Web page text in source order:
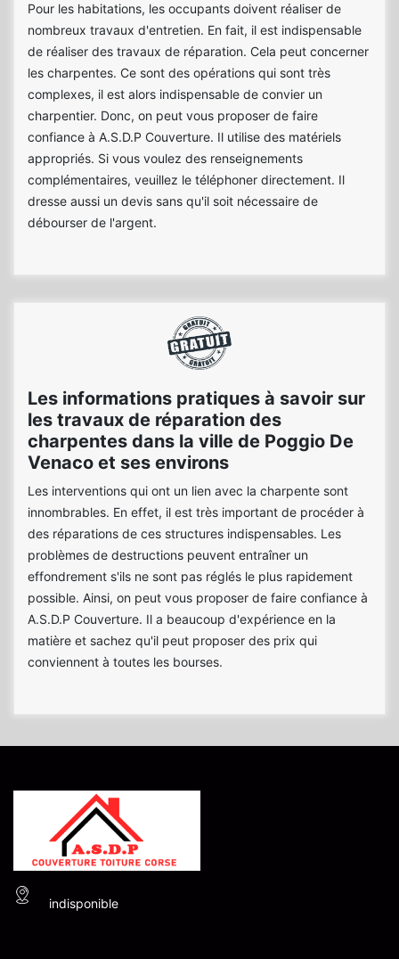
Pour les habitations, les occupants doivent réaliser de
nombreux travaux d'entretien. En fait, il est indispensable
de réaliser des travaux de réparation. Cela peut concerner
les charpentes. Ce sont des opérations qui sont très
complexes, il est alors indispensable de convier un
charpentier. Donc, on peut vous proposer de faire
confiance à A.S.D.P Couverture. Il utilise des matériels
appropriés. Si vous voulez des renseignements
complémentaires, veuillez le téléphoner directement. Il
dresse aussi un devis sans qu'il soit nécessaire de
débourser de l'argent.
Les informations pratiques à savoir sur
les travaux de réparation des
charpentes dans la ville de Poggio De
Venaco et ses environs
Les interventions qui ont un lien avec la charpente sont
innombrables. En effet, il est très important de procéder à
des réparations de ces structures indispensables. Les
problèmes de destructions peuvent entraîner un
effondrement s'ils ne sont pas réglés le plus rapidement
possible. Ainsi, on peut vous proposer de faire confiance à
A.S.D.P Couverture. Il a beaucoup d'expérience en la
matière et sachez qu'il peut proposer des prix qui
conviennent à toutes les bourses.
indisponible